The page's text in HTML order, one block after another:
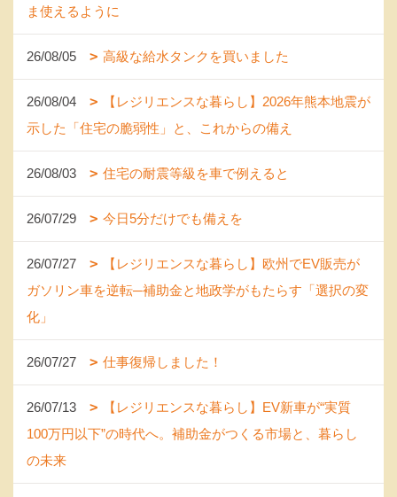
ま使えるように
26/08/05 高級な給水タンクを買いました
26/08/04
【レジリエンスな暮らし】2026年熊本地震が
示した「住宅の脆弱性」と、これからの備え
26/08/03 住宅の耐震等級を車で例えると
26/07/29 今日5分だけでも備えを
26/07/27
【レジリエンスな暮らし】欧州でEV販売が
ガソリン車を逆転─補助金と地政学がもたらす「選択の変
化」
26/07/27 仕事復帰しました！
26/07/13
【レジリエンスな暮らし】EV新車が“実質
100万円以下”の時代へ。補助金がつくる市場と、暮らし
の未来